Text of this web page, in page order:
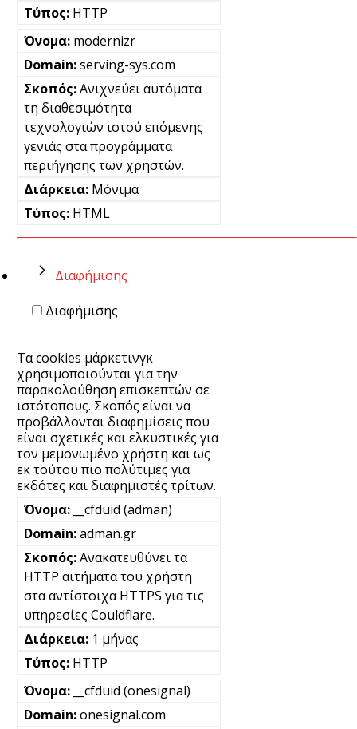
HTTP
modernizr
serving-sys.com
Ανιχνεύει αυτόματα
τη διαθεσιμότητα
τεχνολογιών ιστού επόμενης
γενιάς στα προγράμματα
περιήγησης των χρηστών.
Μόνιμα
HTML
Διαφήμισης
Διαφήμισης
Τα cookies μάρκετινγκ
χρησιμοποιούνται για την
παρακολούθηση επισκεπτών σε
ιστότοπους. Σκοπός είναι να
προβάλλονται διαφημίσεις που
είναι σχετικές και ελκυστικές για
τον μεμονωμένο χρήστη και ως
εκ τούτου πιο πολύτιμες για
εκδότες και διαφημιστές τρίτων.
__cfduid (adman)
adman.gr
Ανακατευθύνει τα
HTTP αιτήματα του χρήστη
στα αντίστοιχα HTTPS για τις
υπηρεσίες Couldflare.
1 μήνας
HTTP
__cfduid (onesignal)
onesignal.com